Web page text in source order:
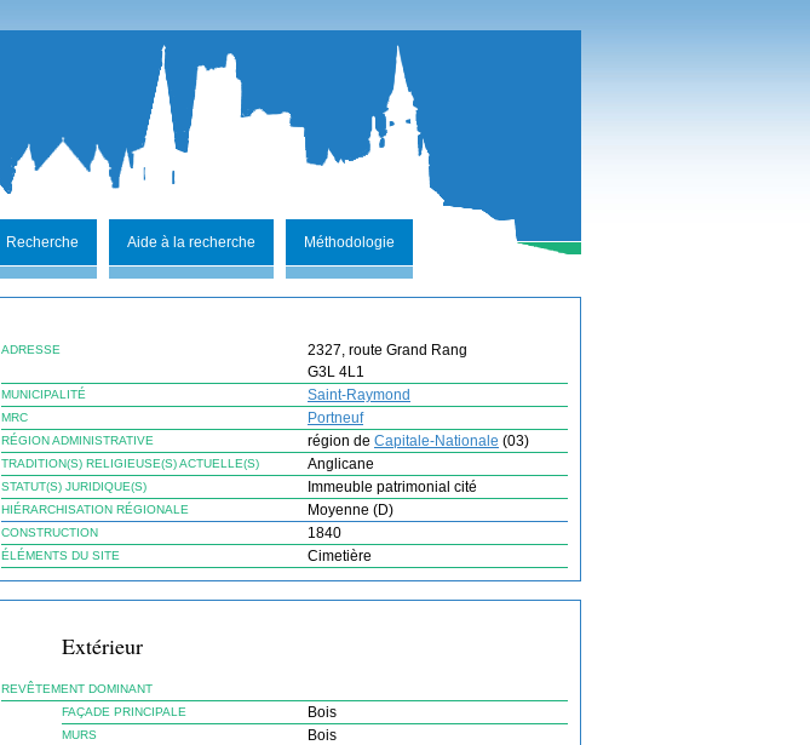
Recherche Aide à la recherche Méthodologie
ADRESSE
2327, route Grand Rang
G3L 4L1
MUNICIPALITÉ Saint-Raymond
MRC Portneuf
RÉGION ADMINISTRATIVE région de Capitale-Nationale (03)
TRADITION(S) RELIGIEUSE(S) ACTUELLE(S) Anglicane
STATUT(S) JURIDIQUE(S) Immeuble patrimonial cité
HIÉRARCHISATION RÉGIONALE Moyenne (D)
CONSTRUCTION 1840
ÉLÉMENTS DU SITE Cimetière
Extérieur
REVÊTEMENT DOMINANT
FAÇADE PRINCIPALE
Bois
MURS Bois